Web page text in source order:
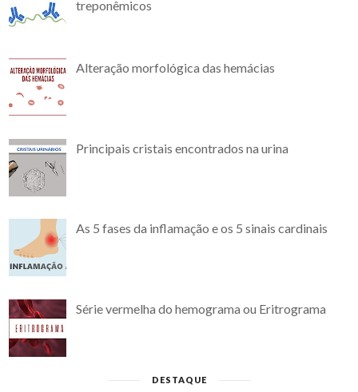
treponêmicos
Alteração morfológica das hemácias
Principais cristais encontrados na urina
As 5 fases da inflamação e os 5 sinais cardinais
Série vermelha do hemograma ou Eritrograma
DESTAQUE